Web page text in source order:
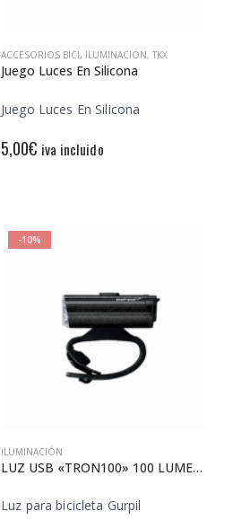
ACCESORIOS BICI, ILUMINACIÓN, TKX
Juego Luces En Silicona
Juego Luces En Silicona
5,00€ iva incluido
-10%
ILUMINACIÓN
LUZ USB «TRON100» 100 LUMENES DELANTERA
Luz para bicicleta Gurpil